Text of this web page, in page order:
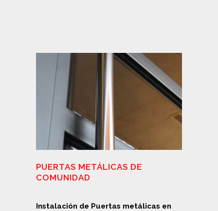
PUERTAS METÁLICAS DE
COMUNIDAD
Instalación de Puertas metálicas en